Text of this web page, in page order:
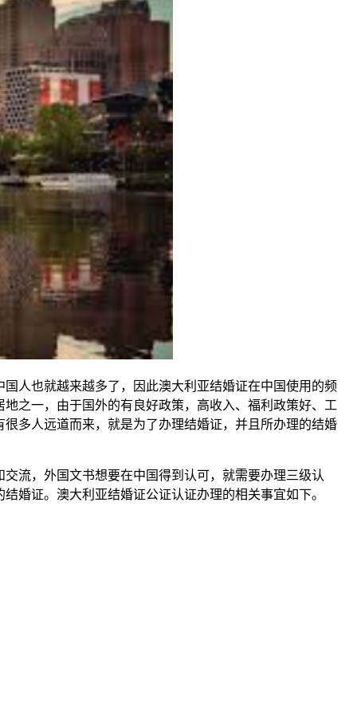
也就越来越多了，因此澳大利亚结婚证在中国使用的频
之一，由于国外的有良好政策，高收入、福利政策好、工
多人远道而来，就是为了办理结婚证，并且所办理的结婚
，外国文书想要在中国得到认可，就需要办理三级认
婚证。澳大利亚结婚证公证认证办理的相关事宜如下。